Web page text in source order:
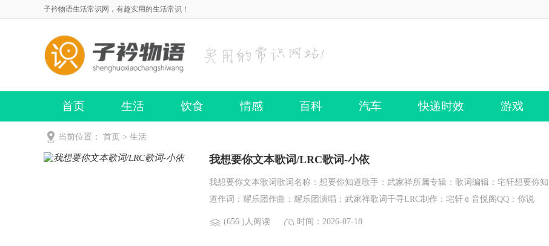
子衿物语生活常识网，有趣实用的生活常识！
首页 生活 饮食 情感 百科 汽车 快递时效 游戏
当前位置： 首页 > 生活
我想要你文本歌词/LRC歌词-小依
我想要你文本歌词歌词名称：想要你知道歌手：武家祥所属专辑：歌词编辑：宅轩想要你知
道作词：耀乐团作曲：耀乐团演唱：武家祥歌词千寻LRC制作：宅轩￠音悦阁QQ：你说
(656 )人阅读 时间：2026-07-18